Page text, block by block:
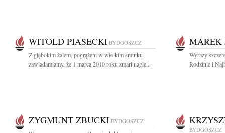
WITOLD PIASECKI BYDGOSZCZ
Z głębokim żalem, pogrążeni w wielkim smutku
zawiadamiamy, że 1 marca 2010 roku zmarł nagle...
MAREK
Wyrazy
Rodzinie i
ZYGMUNT ZBUCKI BYDGOSZCZ
BYDGOSZCZ